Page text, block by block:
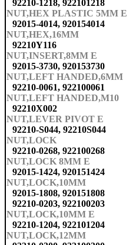
92210-1218, 922101218
NUT,HEX PLASTIC 5MM E
92015-4014, 920154014
NUT,HEX,16MM
92210Y116
NUT,INSERT,8MM E
92015-3730, 920153730
NUT,LEFT HANDED,6MM
92210-0061, 922100061
NUT,LEFT HANDED,M10
92210X002
NUT,LEVER PIVOT E
92210-S044, 92210S044
NUT,LOCK
92210-0268, 922100268
NUT,LOCK 8MM E
92015-1424, 920151424
NUT,LOCK,10MM
92015-1808, 920151808
92210-0203, 922100203
NUT,LOCK,10MM E
92210-1204, 922101204
NUT,LOCK,12MM